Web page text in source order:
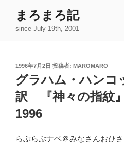
まろまろ記
since July 19th, 2001
投
日:
1996年7月2日 投稿者: MAROMARO
グラハム・ハンコ
訳 『神々の指
1996
らぶらぶナベ＠みなさんおひ